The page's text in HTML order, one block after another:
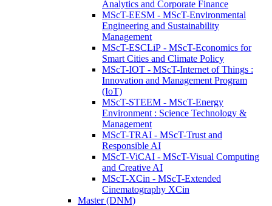
Analytics and Corporate Finance
MScT-EESM - MScT-Environmental
Engineering and Sustainability
Management
MScT-ESCLiP - MScT-Economics for
Smart Cities and Climate Policy
MScT-IOT - MScT-Internet of Things :
Innovation and Management Program
(IoT)
MScT-STEEM - MScT-Energy
Environment : Science Technology &
Management
MScT-TRAI - MScT-Trust and
Responsible AI
MScT-ViCAI - MScT-Visual Computing
and Creative AI
MScT-XCin - MScT-Extended
Cinematography XCin
Master (DNM)